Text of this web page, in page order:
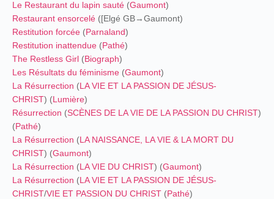
Le Restaurant du lapin sauté (Gaumont)
Restaurant ensorcelé ([Elgé GB→Gaumont)
Restitution forcée (Parnaland)
Restitution inattendue (Pathé)
The Restless Girl (Biograph)
Les Résultats du féminisme (Gaumont)
La Résurrection (LA VIE ET LA PASSION DE JÉSUS-
CHRIST) (Lumière)
Résurrection (SCÈNES DE LA VIE DE LA PASSION DU CHRIST)
(Pathé)
La Résurrection (LA NAISSANCE, LA VIE & LA MORT DU
CHRIST) (Gaumont)
La Résurrection (LA VIE DU CHRIST) (Gaumont)
La Résurrection (LA VIE ET LA PASSION DE JÉSUS-
CHRIST/VIE ET PASSION DU CHRIST (Pathé)